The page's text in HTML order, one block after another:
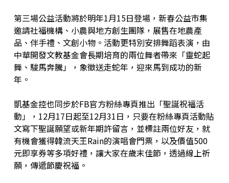
第三場公益活動將於明年1月15日登場，新春公益市集
邀請社福機構、小農與地方創生團隊，展售在地農產
品、伴手禮、文創小物。活動更特別安排舞蹈表演，由
中華開發文教基金會長期培育的兩位舞者帶來「靈蛇起
舞、駿馬奔騰」，象徵送走蛇年，迎來馬到成功的新
年。
凱基金控也同步於FB官方粉絲專頁推出「聖誕祝福活
動」，12月17日起至12月31日，只要在粉絲專頁活動貼
文寫下聖誕願望或新年期許留言，並標註兩位好友，就
有機會獲得韓流天王Rain的演唱會門票，以及價值500
元即享券等多項好禮，讓大家在歲末佳節，透過線上祈
願，傳遞節慶祝福。